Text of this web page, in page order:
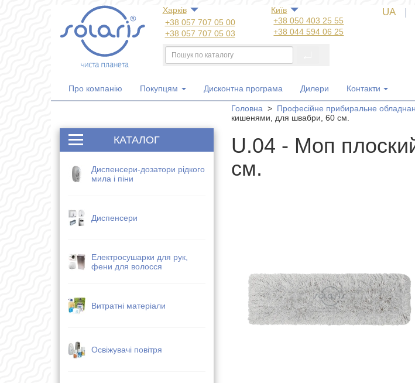
Харкiв
+38 057 707 05 00
+38 057 707 05 03
+38 050 300 06 77
+38 067 533 81 21
+38 063 707 05 00
Київ
+38 050 403 25 55
+38 044 594 06 25
+38 067 554 50 60
UA |
Про компанію Покупцям Дисконтна програма Дилери Контакти
Головна > Професійне прибиральне
кишенями, для швабри, 60 см.
КАТАЛОГ
Диспенсери-дозатори рідкого
мила і піни
Диспенсери
Електросушарки для рук,
фени для волосся
Витратні матеріали
Освіжувачі повітря
U.04 - Моп
см.